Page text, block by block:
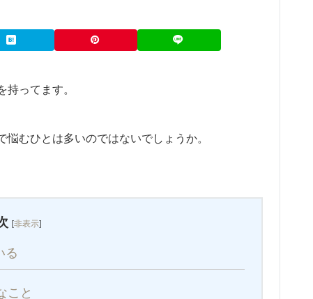
ってます。
むひとは多いのではないでしょうか。
[非表示]
る
こと